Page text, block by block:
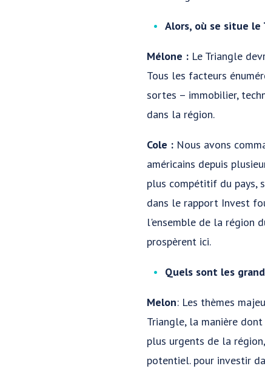
Alors, où se situe
Mélone : Le Triangle
Tous les facteurs
sortes – immobilier,
dans la région.
Cole : Nous avons
américains depuis
plus compétitif du pays,
dans le rapport Invest
l'ensemble de la région
prospèrent ici.
Quels sont les
Melon: Les thèmes
Triangle, la manière
plus urgents de la
potentiel. pour investir